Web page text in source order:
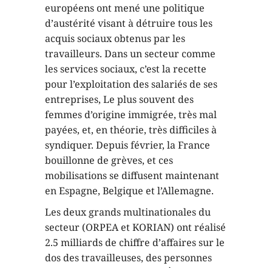
européens ont mené une politique
d’austérité visant à détruire tous les
acquis sociaux obtenus par les
travailleurs. Dans un secteur comme
les services sociaux, c’est la recette
pour l’exploitation des salariés de ses
entreprises, Le plus souvent des
femmes d’origine immigrée, très mal
payées, et, en théorie, très difficiles à
syndiquer. Depuis février, la France
bouillonne de grèves, et ces
mobilisations se diffusent maintenant
en Espagne, Belgique et l’Allemagne.
Les deux grands multinationales du
secteur (ORPEA et KORIAN) ont réalisé
2.5 milliards de chiffre d’affaires sur le
dos des travailleuses, des personnes